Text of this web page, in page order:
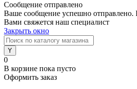
Сообщение отправлено
Ваше сообщение успешно
Вами свяжется наш специалист
Закрыть окно
0
В корзине пока пусто
Оформить заказ